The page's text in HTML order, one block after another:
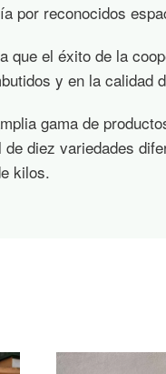
por reconocidos
que el éxito de la
y en la calidad
gama de
de diez variedades
kilos.